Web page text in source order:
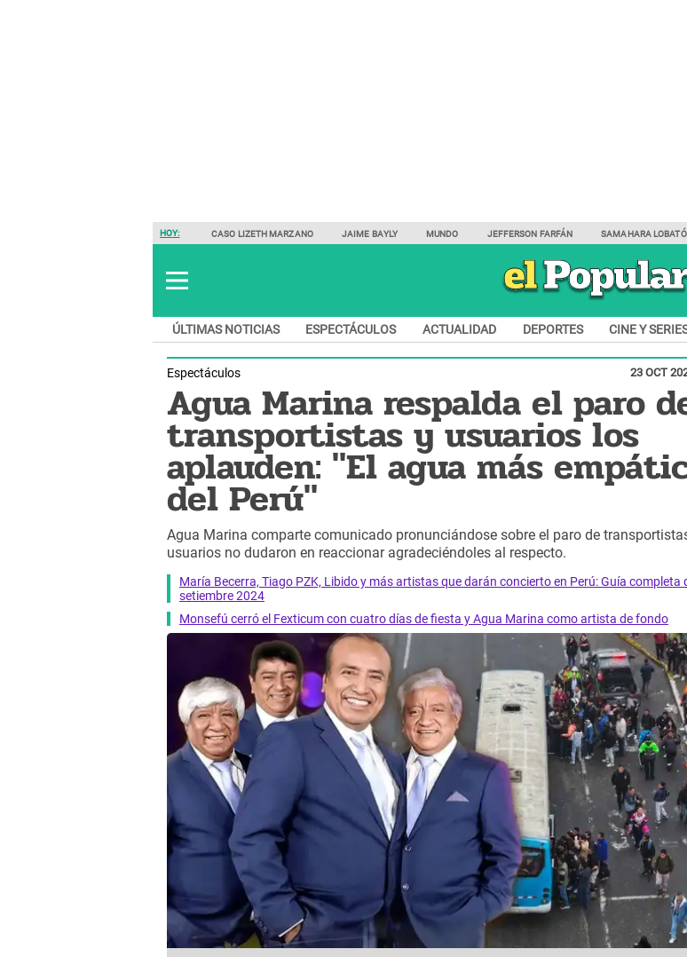
HOY: CASO LIZETH MARZANO JAIME BAYLY MUNDO JEFFERSON FARFÁN SAMAHARA
ÚLTIMAS NOTICIAS ESPECTÁCULOS ACTUALIDAD DEPORTES CINE Y
Espectáculos 23 OCT
Agua Marina respalda el paro
transportistas y usuarios los
aplauden: "El agua más
del Perú"
Agua Marina comparte comunicado pronunciándose sobre el paro de
usuarios no dudaron en reaccionar agradeciéndoles al respecto.
María Becerra, Tiago PZK, Libido y más artistas que darán concierto en Perú: Guía completa
setiembre 2024
Monsefú cerró el Fexticum con cuatro días de fiesta y Agua Marina como artista de fondo